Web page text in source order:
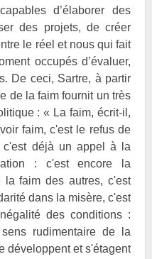
d’élaborer des
des projets, de créer
le réel et nous qui fait
occupés d’évaluer,
De ceci, Sartre, à partir
de la faim fournit un très
: « La faim, écrit-il,
faim, c'est le refus de
c'est déjà un appel à la
: c'est encore la
la faim des autres, c'est
dans la misère, c'est
des conditions :
rudimentaire de la
développent et s'étagent